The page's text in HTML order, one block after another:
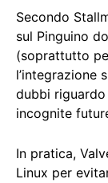
Secondo
sul Pinguino
(soprattutto
l’integrazione
dubbi
incognite
In pratica,
Linux per